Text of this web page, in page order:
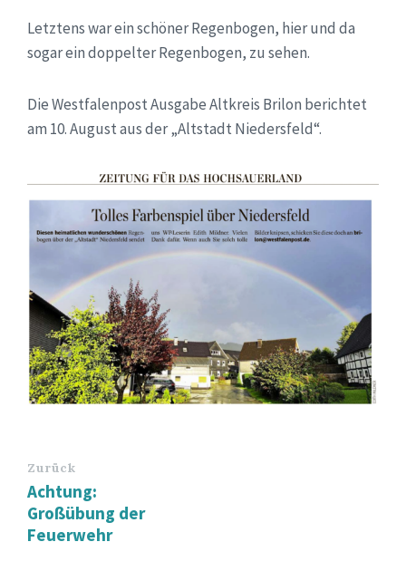
Letztens war ein schöner Regenbogen, hier und da
sogar ein doppelter Regenbogen, zu sehen.
Die Westfalenpost Ausgabe Altkreis Brilon berichtet
am 10. August aus der „Altstadt Niedersfeld“.
Zurück
Achtung:
Großübung der
Feuerwehr